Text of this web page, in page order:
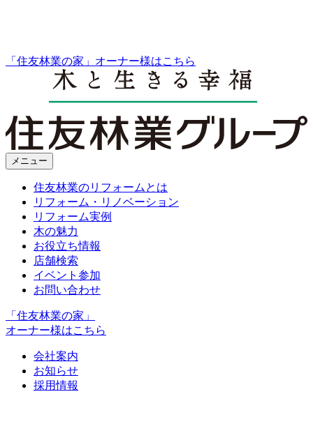
「住友林業の家」オーナー様はこちら
メニュー
住友林業のリフォームとは
リフォーム・リノベーション
リフォーム実例
木の魅力
お役立ち情報
店舗検索
イベント参加
お問い合わせ
「住友林業の家」
オーナー様はこちら
会社案内
お知らせ
採用情報